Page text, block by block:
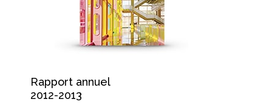
Rapport annuel
2012-2013